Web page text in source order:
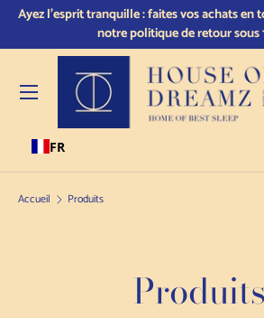
Skip to content
Ayez l'esprit tranquille : faites vos achats en
notre politique de retour sous
FR
Recherche
Type de produit
Menu
Accueil Produits
Produits